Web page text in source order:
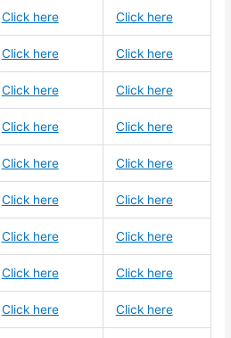
Click here Click here
Click here Click here
Click here Click here
Click here Click here
Click here Click here
Click here Click here
Click here Click here
Click here Click here
Click here Click here